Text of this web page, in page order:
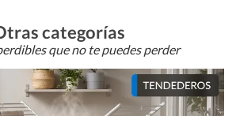
categorías
que no te puedes perder